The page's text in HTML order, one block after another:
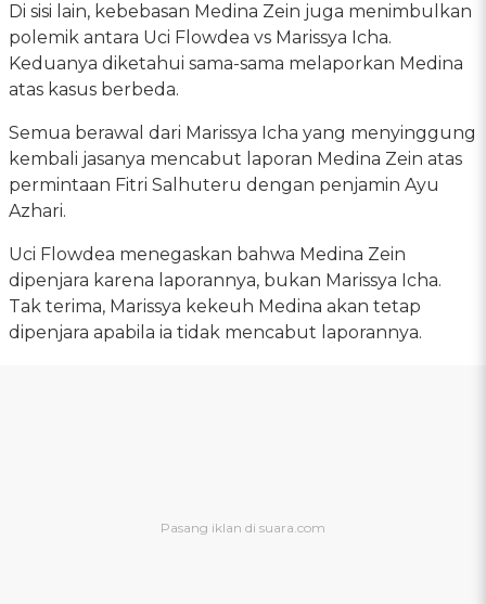
Di sisi lain, kebebasan Medina Zein juga menimbulkan
polemik antara Uci Flowdea vs Marissya Icha.
Keduanya diketahui sama-sama melaporkan Medina
atas kasus berbeda.
Semua berawal dari Marissya Icha yang menyinggung
kembali jasanya mencabut laporan Medina Zein atas
permintaan Fitri Salhuteru dengan penjamin Ayu
Azhari.
Uci Flowdea menegaskan bahwa Medina Zein
dipenjara karena laporannya, bukan Marissya Icha.
Tak terima, Marissya kekeuh Medina akan tetap
dipenjara apabila ia tidak mencabut laporannya.